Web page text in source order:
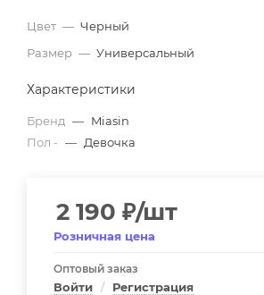
Цвет — Черный
Размер — Универсальный
Характеристики
Бренд — Miasin
Пол - — Девочка
2 190 ₽/шт
Розничная цена
Оптовый заказ
Войти / Регистрация